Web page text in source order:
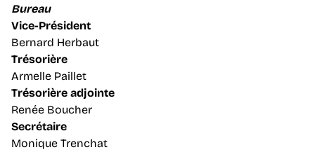
Bureau
Vice-Président
Bernard Herbaut
Trésorière
Armelle Paillet
Trésorière adjointe
Renée Boucher
Secrétaire
Monique Trenchat